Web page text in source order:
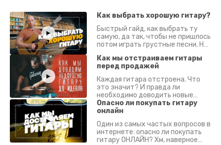
Как выбрать хорошую гитару?
Быстрый гайд, как выбрать ту
самую, да так, чтобы не пришлось
потом играть грустные песни. На
Как мы отстраиваем гитары
перед продажей
Каждая гитара отстроена. Что
это значит? И правда ли
необходимо доводить новые
гитары? Если кратко - да.
Подробно - в видео :)
Опасно ли покупать гитару
онлайн
Один из самых частых вопросов в
интернете: опасно ли покупать
гитару ОНЛАЙН? Хм, наверное